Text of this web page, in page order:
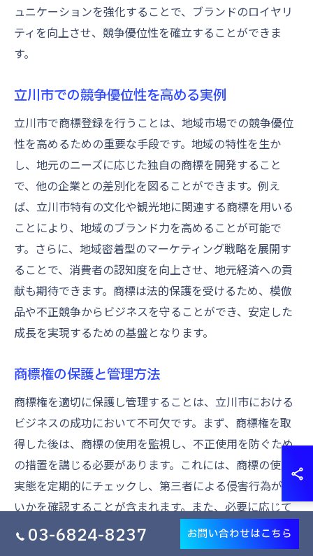
ュニケーションを強化することで、ブランドのロイヤリ
ティを向上させ、競争優位性を確立することができま
す。
立川市での競争優位性を高める実例
立川市で商標登録を行うことは、地域市場での競争優位
性を高めるための重要な手段です。地域の特性を生か
し、地元のニーズに応じた独自の商標を開発すること
で、他の企業との差別化を図ることができます。例え
ば、立川市特有の文化や観光地に関連する商標を用いる
ことにより、地域のブランド力を高めることが可能で
す。さらに、地域密着型のマーケティング戦略を展開す
ることで、消費者の認知度を向上させ、地元経済への貢
献も期待できます。商標は法的保護を受けるため、模倣
品や不正競争からビジネスを守ることができ、安定した
成長を実現するための基盤となります。
商標権の保護と管理方法
商標権を適切に保護し管理することは、立川市における
ビジネスの成功において不可欠です。まず、商標権を取
得した後は、商標の使用を監視し、不正使用を防ぐため
の措置を講じる必要があります。これには、商標の使用
実態を定期的にチェックし、第三者による侵害行為がな
いかを確認することが含まれます。また、必要に応じて
法的措置を講じる準備をしておくことも重要です。商標
の有効性を維持するために、一定期間ごとの更新手続き
03-6824-8237 お問い合わせはこちら